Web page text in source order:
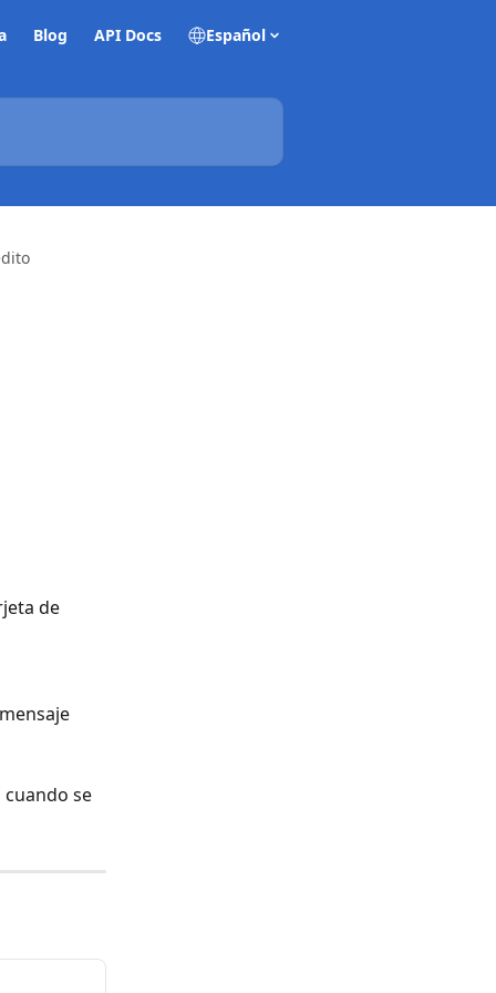
Blog API Docs Español
de
se